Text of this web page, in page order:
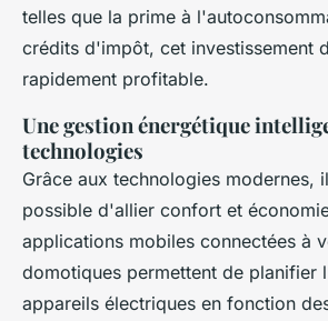
telles que la prime à
crédits d'impôt, cet investissement
rapidement profitable.
Une gestion énergétique
technologies
Grâce aux technologies modernes,
possible d'allier confort et
applications mobiles connectées à
domotiques permettent de planifier
appareils électriques en fonction